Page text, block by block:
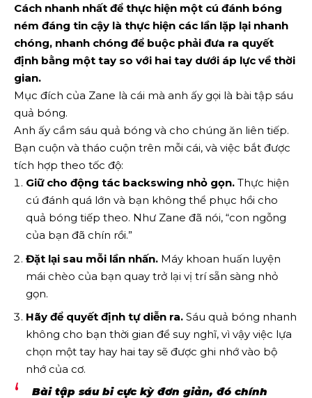
Cách nhanh nhất để thực hiện một cú đánh bóng
ném đáng tin cậy là thực hiện các lần lặp lại nhanh
chóng, nhanh chóng để buộc phải đưa ra quyết
định bằng một tay so với hai tay dưới áp lực về thời
gian.
Mục đích của Zane là cái mà anh ấy gọi là bài tập sáu
quả bóng.
Anh ấy cầm sáu quả bóng và cho chúng ăn liên tiếp.
Bạn cuộn và tháo cuộn trên mỗi cái, và việc bắt được
tích hợp theo tốc độ:
Giữ cho động tác backswing nhỏ gọn. Thực hiện
cú đánh quá lớn và bạn không thể phục hồi cho
quả bóng tiếp theo. Như Zane đã nói, “con ngỗng
của bạn đã chín rồi.”
Đặt lại sau mỗi lần nhấn. Máy khoan huấn luyện
mái chèo của bạn quay trở lại vị trí sẵn sàng nhỏ
gọn.
Hãy để quyết định tự diễn ra. Sáu quả bóng nhanh
không cho bạn thời gian để suy nghĩ, vì vậy việc lựa
chọn một tay hay hai tay sẽ được ghi nhớ vào bộ
nhớ của cơ.
Bài tập sáu bi cực kỳ đơn giản, đó chính